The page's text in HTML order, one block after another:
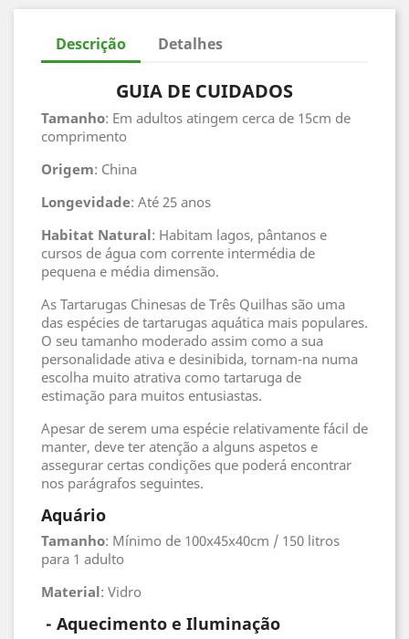
Descrição Detalhes
GUIA DE CUIDADOS
Tamanho: Em adultos atingem cerca de 15cm de
comprimento
Origem: China
Longevidade: Até 25 anos
Habitat Natural: Habitam lagos, pântanos e
cursos de água com corrente intermédia de
pequena e média dimensão.
As Tartarugas Chinesas de Três Quilhas são uma
das espécies de tartarugas aquática mais populares.
O seu tamanho moderado assim como a sua
personalidade ativa e desinibida, tornam-na numa
escolha muito atrativa como tartaruga de
estimação para muitos entusiastas.
Apesar de serem uma espécie relativamente fácil de
manter, deve ter atenção a alguns aspetos e
assegurar certas condições que poderá encontrar
nos parágrafos seguintes.
Aquário
Tamanho: Mínimo de 100x45x40cm / 150 litros
para 1 adulto
Material: Vidro
- Aquecimento e Iluminação